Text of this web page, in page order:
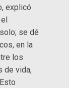
explicó
se dé
en la
los
de vida,